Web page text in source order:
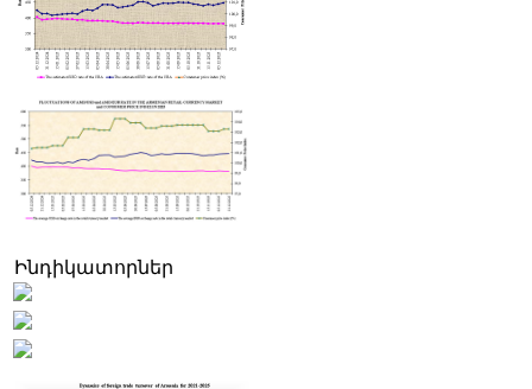
Օվերչուկ. Ռուսաստանի և Հայաստանի միջև
տարի նվազել է երկու երրորդով
Ինդիկատորներ